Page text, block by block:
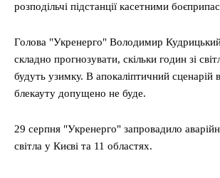
розподільчі підстанції касетними
Голова "Укренерго" Володимир
складно прогнозувати, скільки годин зі
будуть узимку. В апокаліптичний сценарій
блекауту допущено не буде.
29 серпня "Укренерго" запровадило
світла у Києві та 11 областях.